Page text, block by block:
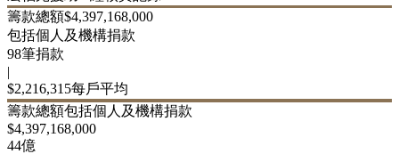
籌款總額$4,397,168,000
包括個人及機構捐款
98筆捐款
|
$2,216,315每戶平均
籌款總額包括個人及機構捐款
$4,397,168,000
44億